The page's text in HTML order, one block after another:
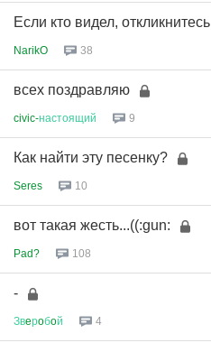
Если кто видел, откликнитесь
NarikO 38
всех поздравляю
civic-настоящий 9
Как найти эту песенку?
Seres 10
вот такая жесть...((:gun:
Pad? 108
-
Звeрoбoй 4